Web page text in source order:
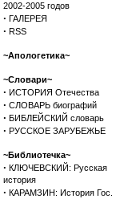
2002-2005 годов
· ГАЛЕРЕЯ
· RSS
~Апологетика~
~Словари~
· ИСТОРИЯ Отечества
· СЛОВАРЬ биографий
· БИБЛЕЙСКИЙ словарь
· РУССКОЕ ЗАРУБЕЖЬЕ
~Библиотечка~
· КЛЮЧЕВСКИЙ: Русская
история
· КАРАМЗИН: История Гос.